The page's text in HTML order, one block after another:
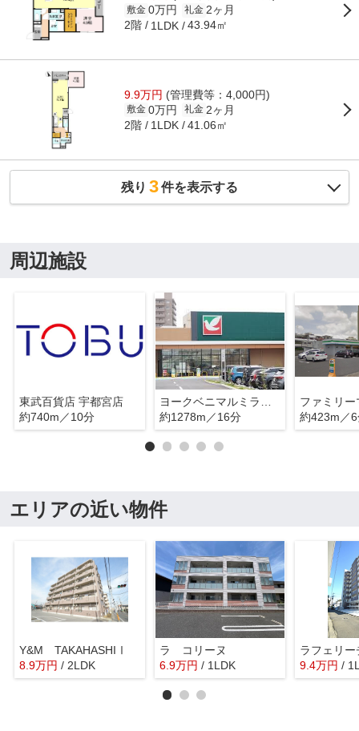
敷金 0万円 礼金 2ヶ月
2階 1LDK 43.94㎡
9.9万円 (管理費等：4,000円)
敷金 0万円 礼金 2ヶ月
2階 1LDK 41.06㎡
残り 3件を表示する
周辺施設
東武百貨店 宇都宮店
約740m／10分
約1278m／16分
約423m／
エリアの近い物件
Y&M TAKAHASHIⅠ
8.9万円 / 2LDK
ラ コリーヌ
6.9万円 / 1LDK
ラフェリー
9.4万円 /